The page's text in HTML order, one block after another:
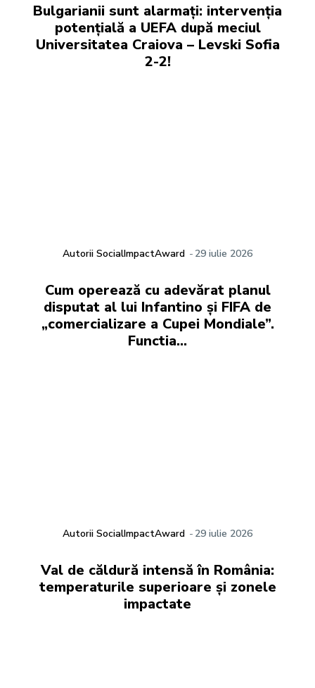
Bulgarianii sunt alarmați: intervenția
potențială a UEFA după meciul
Universitatea Craiova – Levski Sofia
2-2!
Autorii SocialImpactAward - 29 iulie 2026
Cum operează cu adevărat planul
disputat al lui Infantino și FIFA de
„comercializare a Cupei Mondiale”.
Functia…
Autorii SocialImpactAward - 29 iulie 2026
Val de căldură intensă în România:
temperaturile superioare și zonele
impactate